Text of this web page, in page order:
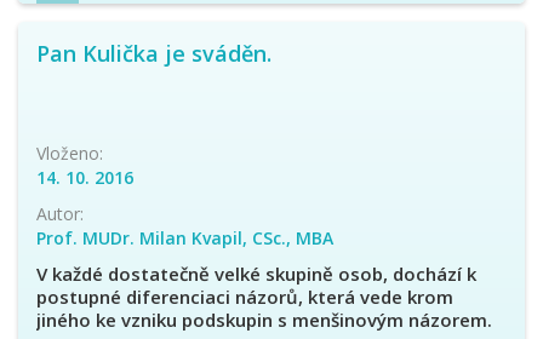
Pan Kulička je sváděn.
Vloženo:
14. 10. 2016
Autor:
Prof. MUDr. Milan Kvapil, CSc., MBA
V každé dostatečně velké skupině osob, dochází k
postupné diferenciaci názorů, která vede krom
jiného ke vzniku podskupin s menšinovým názorem.